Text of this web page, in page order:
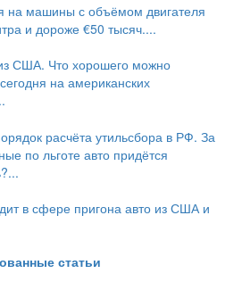
на машины с объёмом двигателя
и дороже €50 тысяч....
США. Что хорошего можно
на американских
расчёта утильсбора в РФ. За
по льготе авто придётся
в сфере пригона авто из США и
статьи